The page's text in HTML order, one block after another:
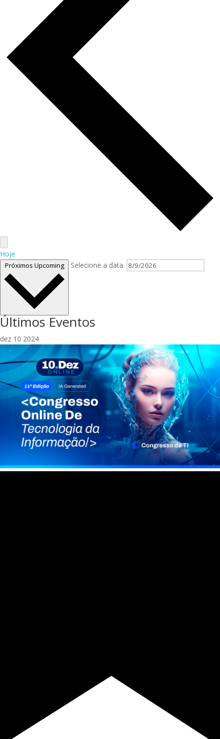
Hoje
Próximos Upcoming Selecione a data.
Últimos Eventos
dez 10 2024